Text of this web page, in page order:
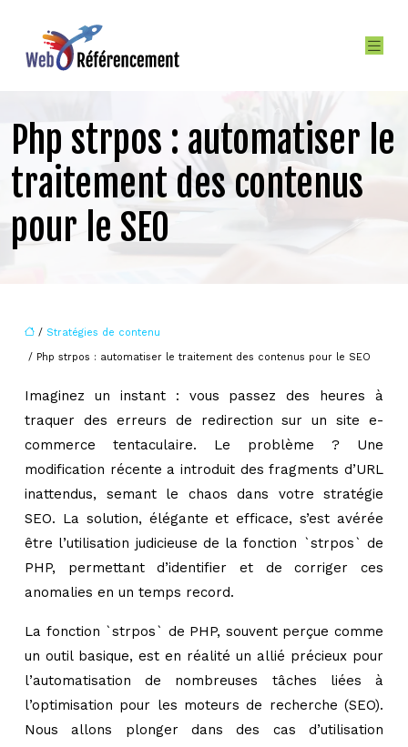
Php strpos : automatiser le
traitement des contenus
pour le SEO
/ Stratégies de contenu
/ Php strpos : automatiser le traitement des contenus pour le SEO
Imaginez un instant : vous passez des heures à
traquer des erreurs de redirection sur un site e-
commerce tentaculaire. Le problème ? Une
modification récente a introduit des fragments d’URL
inattendus, semant le chaos dans votre stratégie
SEO. La solution, élégante et efficace, s’est avérée
être l’utilisation judicieuse de la fonction `strpos` de
PHP, permettant d’identifier et de corriger ces
anomalies en un temps record.
La fonction `strpos` de PHP, souvent perçue comme
un outil basique, est en réalité un allié précieux pour
l’automatisation de nombreuses tâches liées à
l’optimisation pour les moteurs de recherche (SEO).
Nous allons plonger dans des cas d’utilisation